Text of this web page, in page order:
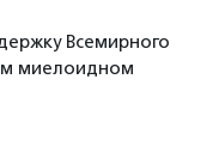
Всемирного
миелоидном